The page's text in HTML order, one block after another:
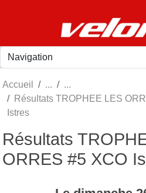
Accueil
Résultats TROPHEE LES
Istres
Résultats
ORRES #5 XCO